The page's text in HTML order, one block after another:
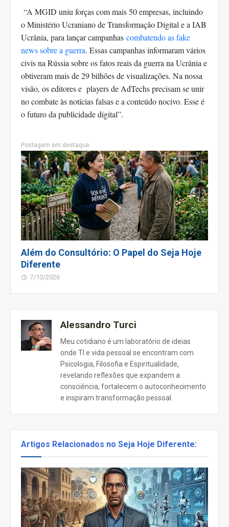
“A MGID uniu forças com mais 50 empresas, incluindo
o Ministério Ucraniano de Transformação Digital e a IAB
Ucrânia, para lançar campanhas combatendo as fake
news sobre a guerra. Essas campanhas informaram vários
civis na Rússia sobre os fatos reais da guerra na Ucrânia e
obtiveram mais de 29 bilhões de visualizações. Na nossa
visão, os editores e players de AdTechs precisam se unir
no combate às notícias falsas e a conteúdo nocivo. Esse é
o futuro da publicidade digital”.
Postagem em destaque
Além do Consultório: O Papel do Seja Hoje
Diferente
7/10/2026
Alessandro Turci
Meu cotidiano é um laboratório de ideias
onde TI e vida pessoal se encontram com
Psicologia, Filosofia e Espiritualidade,
revelando reflexões que expandem a
consciência, fortalecem o autoconhecimento
e inspiram transformação pessoal.
Artigos Relacionados no Seja Hoje Diferente: